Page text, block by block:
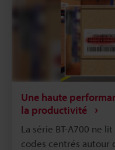
Une haute
la productivité
La série BT-A700 ne
codes centrés autour